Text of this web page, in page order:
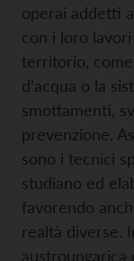
operai addetti
con i loro
territorio,
d’acqua o la
smottamenti,
prevenzione.
sono i tecnici
studiano ed
favorendo
realtà diverse.
austroungarica